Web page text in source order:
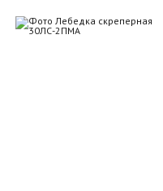
В наличии